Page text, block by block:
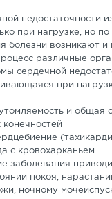
недостаточности
при нагрузке, но по
болезни возникают и
различные
сердечной
при
и общая
с кровохарканьем
заболевания
покоя,
ночному